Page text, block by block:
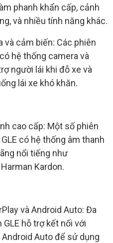
phanh khẩn cấp, cảnh
và nhiều tính năng khác.
và cảm biến: Các phiên
hệ thống camera và
người lái khi đỗ xe và
lái xe khó khăn.
cao cấp: Một số phiên
có hệ thống âm thanh
nổi tiếng như
Kardon.
và Android Auto: Đa
hỗ trợ kết nối với
Android Auto để sử dụng